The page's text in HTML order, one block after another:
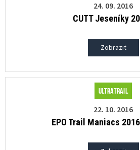
24. 09. 2016
CUTT Jeseníky
Zobrazit
Ultratrail
22. 10. 2016
EPO Trail Maniacs